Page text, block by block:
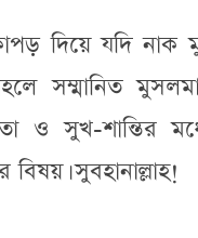
দিয়ে যদি নাক
সম্মানিত
ও সুখ-শান্তির
বিষয়। সুবহানাল্লাহ!